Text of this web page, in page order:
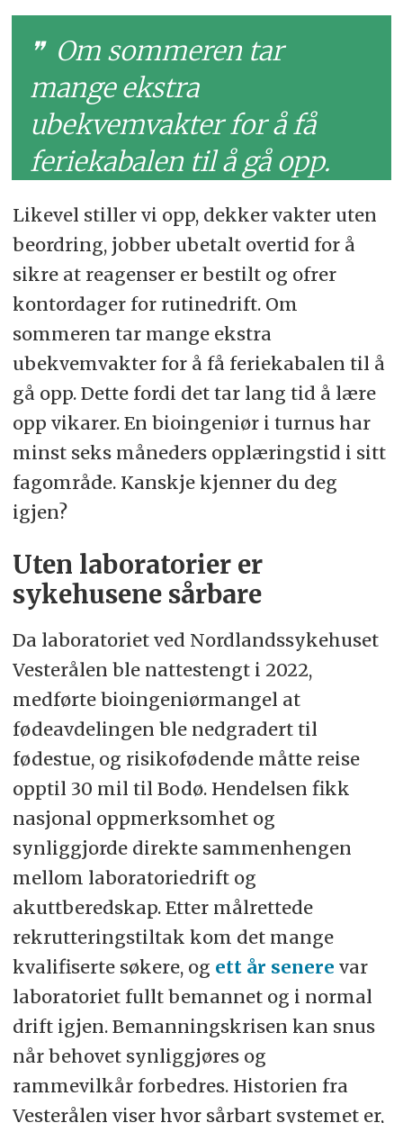
Om sommeren tar
mange ekstra
ubekvemvakter for å få
feriekabalen til å gå opp.
Likevel stiller vi opp, dekker vakter uten
beordring, jobber ubetalt overtid for å
sikre at reagenser er bestilt og ofrer
kontordager for rutinedrift. Om
sommeren tar mange ekstra
ubekvemvakter for å få feriekabalen til å
gå opp. Dette fordi det tar lang tid å lære
opp vikarer. En bioingeniør i turnus har
minst seks måneders opplæringstid i sitt
fagområde. Kanskje kjenner du deg
igjen?
Uten laboratorier er
sykehusene sårbare
Da laboratoriet ved Nordlandssykehuset
Vesterålen ble nattestengt i 2022,
medførte bioingeniørmangel at
fødeavdelingen ble nedgradert til
fødestue, og risikofødende måtte reise
opptil 30 mil til Bodø. Hendelsen fikk
nasjonal oppmerksomhet og
synliggjorde direkte sammenhengen
mellom laboratoriedrift og
akuttberedskap. Etter målrettede
rekrutteringstiltak kom det mange
kvalifiserte søkere, og ett år senere var
laboratoriet fullt bemannet og i normal
drift igjen. Bemanningskrisen kan snus
når behovet synliggjøres og
rammevilkår forbedres. Historien fra
Vesterålen viser hvor sårbart systemet er,